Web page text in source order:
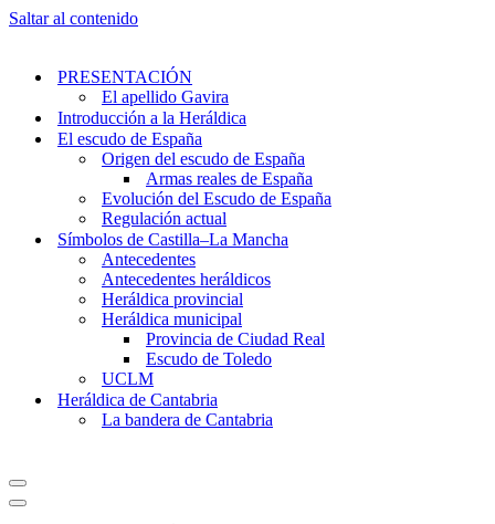
Saltar al contenido
PRESENTACIÓN
El apellido Gavira
Introducción a la Heráldica
El escudo de España
Origen del escudo de España
Armas reales de España
Evolución del Escudo de España
Regulación actual
Símbolos de Castilla–La Mancha
Antecedentes
Antecedentes heráldicos
Heráldica provincial
Heráldica municipal
Provincia de Ciudad Real
Escudo de Toledo
UCLM
Heráldica de Cantabria
La bandera de Cantabria
Menú
de
Menú